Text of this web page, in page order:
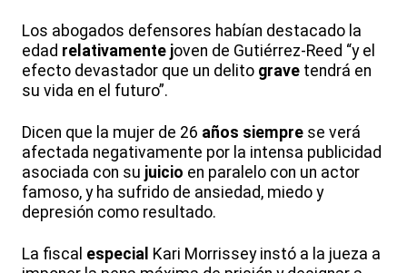
Los abogados defensores habían destacado la
edad relativamente joven de Gutiérrez-Reed “y el
efecto devastador que un delito grave tendrá en
su vida en el futuro”.
Dicen que la mujer de 26 años siempre se verá
afectada negativamente por la intensa publicidad
asociada con su juicio en paralelo con un actor
famoso, y ha sufrido de ansiedad, miedo y
depresión como resultado.
La fiscal especial Kari Morrissey instó a la jueza a